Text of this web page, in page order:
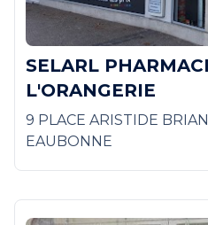
SELARL
L'ORANGERIE
9 PLACE ARISTIDE
EAUBONNE